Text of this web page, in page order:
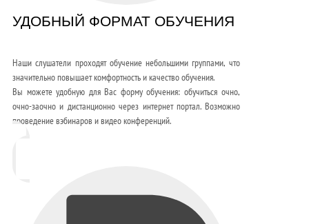
УДОБНЫЙ ФОРМАТ ОБУЧЕНИЯ
Наши слушатели проходят обучение небольшими группами, что
значительно повышает комфортность и качество обучения.
Вы можете удобную для Вас форму обучения: обучиться очно,
очно-заочно и дистанционно через интернет портал. Возможно
проведение вэбинаров и видео конференций.